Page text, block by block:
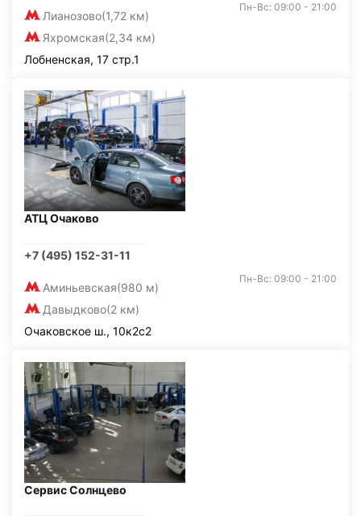
Лианозово(1,72 км)
Яхромская(2,34 км)
Пн-Вс: 09:00 - 21:00
Лобненская, 17 стр.1
АТЦ Очаково
+7 (495) 152-31-11
Аминьевская(980 м)
Давыдково(2 км)
Пн-Вс: 09:00 - 21:00
Очаковское ш., 10к2с2
Сервис Солнцево